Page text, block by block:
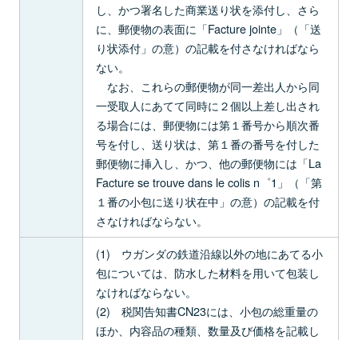
し、かつ署名した商業送り状を添付し、さら
に、郵便物の表面に「Facture jointe」（「送
り状添付」の意）の記載を付さなければなら
ない。
なお、これらの郵便物が同一差出人から同
一受取人にあてて同時に２個以上差し出され
る場合には、郵便物には第１番号から順次番
号を付し、送り状は、第１番の番号を付した
郵便物に挿入し、かつ、他の郵便物には「La
Facture se trouve dans le colis n゜1」（「第
１番の小包に送り状在中」の意）の記載を付
さなければならない。
(1) ウガンダの鉄道沿線以外の地にあてる小
包については、防水した材料を用いて包装し
なければならない。
(2) 税関告知書CN23には、小包の総重量の
ほか、内容品の種類、数量及び価格を記載し